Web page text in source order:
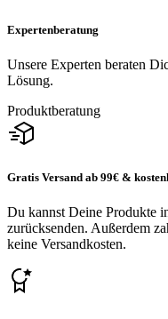
Expertenberatung
Unsere Experten beraten
Lösung.
Produktberatung
Gratis Versand ab 99€ &
Du kannst Deine Produkte
zurücksenden. Außerdem
keine Versandkosten.